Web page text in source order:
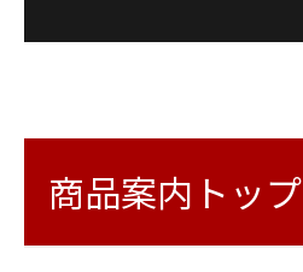
商品案内トップ